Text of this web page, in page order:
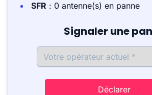
SFR : 0 antenne(s) en panne
Signaler une
Déclarer